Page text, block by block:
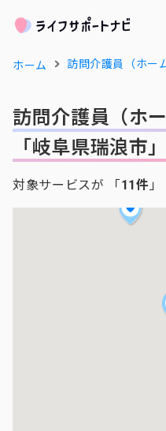
ホーム 訪問介護員（ホー
訪問介護員（ホ
「岐阜県瑞浪市
対象サービスが 「11件